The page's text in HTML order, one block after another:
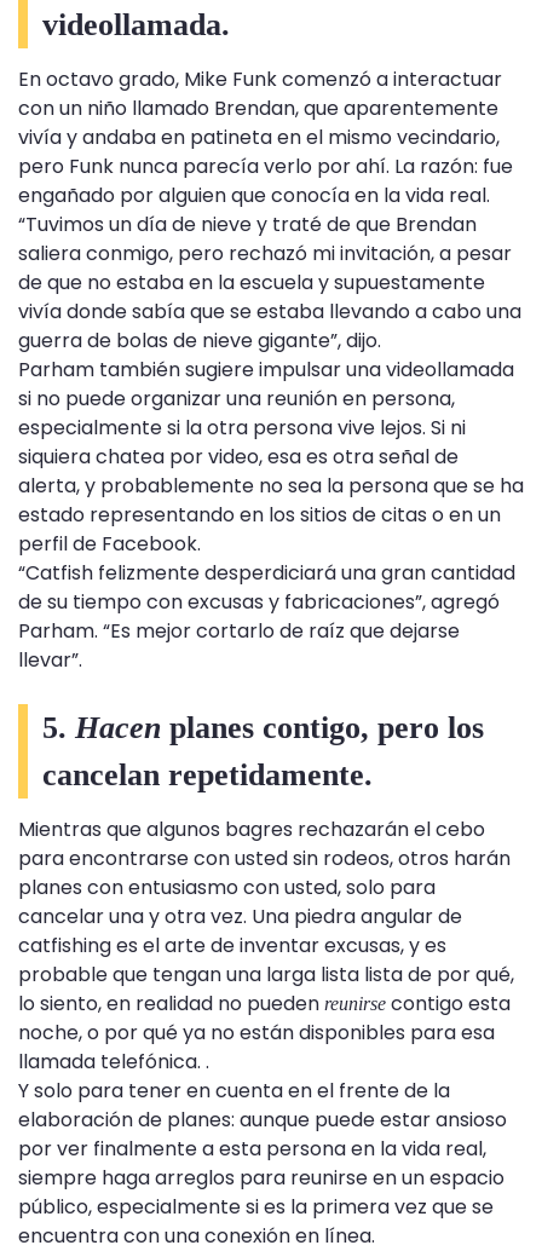
videollamada.
En octavo grado, Mike Funk comenzó a interactuar
con un niño llamado Brendan, que aparentemente
vivía y andaba en patineta en el mismo vecindario,
pero Funk nunca parecía verlo por ahí. La razón: fue
engañado por alguien que conocía en la vida real.
“Tuvimos un día de nieve y traté de que Brendan
saliera conmigo, pero rechazó mi invitación, a pesar
de que no estaba en la escuela y supuestamente
vivía donde sabía que se estaba llevando a cabo una
guerra de bolas de nieve gigante”, dijo.
Parham también sugiere impulsar una videollamada
si no puede organizar una reunión en persona,
especialmente si la otra persona vive lejos. Si ni
siquiera chatea por video, esa es otra señal de
alerta, y probablemente no sea la persona que se ha
estado representando en los sitios de citas o en un
perfil de Facebook.
“Catfish felizmente desperdiciará una gran cantidad
de su tiempo con excusas y fabricaciones”, agregó
Parham. “Es mejor cortarlo de raíz que dejarse
llevar”.
5. Hacen planes contigo, pero los
cancelan repetidamente.
Mientras que algunos bagres rechazarán el cebo
para encontrarse con usted sin rodeos, otros harán
planes con entusiasmo con usted, solo para
cancelar una y otra vez. Una piedra angular de
catfishing es el arte de inventar excusas, y es
probable que tengan una larga lista lista de por qué,
lo siento, en realidad no pueden reunirse contigo esta
noche, o por qué ya no están disponibles para esa
llamada telefónica. .
Y solo para tener en cuenta en el frente de la
elaboración de planes: aunque puede estar ansioso
por ver finalmente a esta persona en la vida real,
siempre haga arreglos para reunirse en un espacio
público, especialmente si es la primera vez que se
encuentra con una conexión en línea.